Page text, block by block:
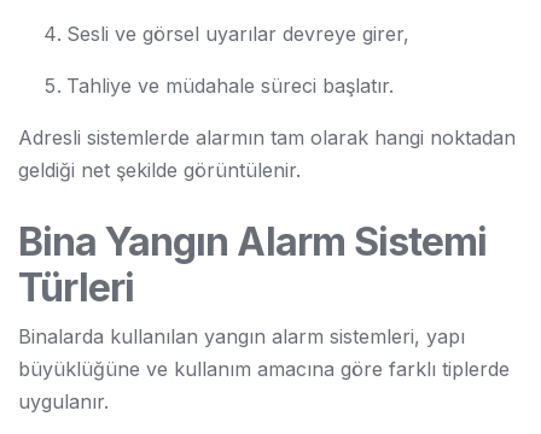
Sesli ve görsel uyarılar devreye girer,
Tahliye ve müdahale süreci başlatır.
Adresli sistemlerde alarmın tam olarak hangi noktadan
geldiği net şekilde görüntülenir.
Bina Yangın Alarm Sistemi
Türleri
Binalarda kullanılan yangın alarm sistemleri, yapı
büyüklüğüne ve kullanım amacına göre farklı tiplerde
uygulanır.